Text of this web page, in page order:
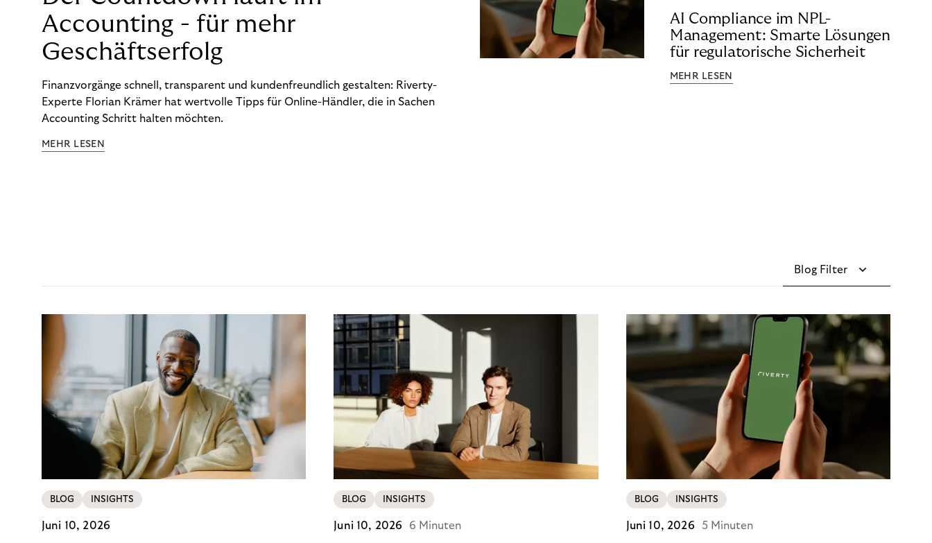
Accounting - für mehr
Geschäftserfolg
Finanzvorgänge schnell, transparent und kundenfreundlich gestalten: Riverty-
Experte Florian Krämer hat wertvolle Tipps für Online-Händler, die in Sachen
Accounting Schritt halten möchten.
MEHR LESEN
AI Compliance im NPL-
Management: Smarte Lösungen
für regulatorische Sicherheit
MEHR LESEN
Blog Filter
BLOG INSIGHTS
Juni 10, 2026
BLOG INSIGHTS
Juni 10, 2026 6 Minuten
BLOG INSIGHTS
Juni 10, 2026 5 Minuten